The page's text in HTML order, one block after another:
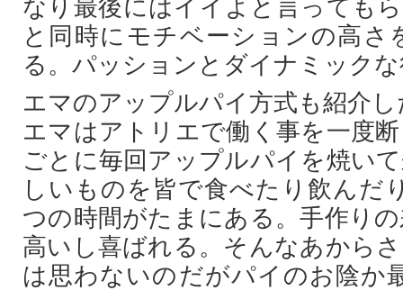
なり最後にはイイよと言っても
と同時にモチベーションの高さ
る。パッションとダイナミック
エマのアップルパイ方式も紹介
エマはアトリエで働く事を一度
ごとに毎回アップルパイを焼い
しいものを皆で食べたり飲んだ
つの時間がたまにある。手作り
高いし喜ばれる。そんなあから
は思わないのだがパイのお陰か